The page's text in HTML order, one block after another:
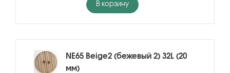
В корзину
NE65 Beige2 (бежевый 2) 32L (20
мм)